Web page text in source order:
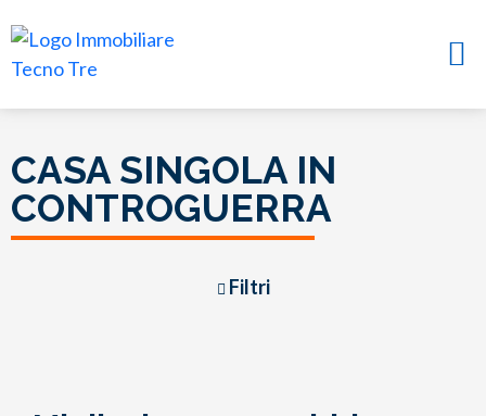
CASA SINGOLA IN
CONTROGUERRA
Filtri